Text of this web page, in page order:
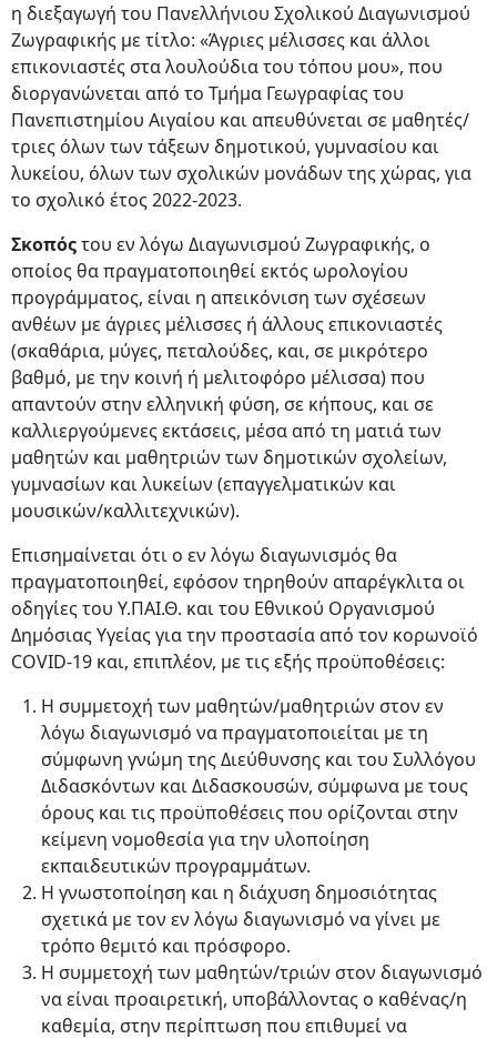
η διεξαγωγή του Πανελλήνιου Σχολικού Διαγωνισμού
Ζωγραφικής με τίτλο: «Άγριες μέλισσες και άλλοι
επικονιαστές στα λουλούδια του τόπου μου», που
διοργανώνεται από το Τμήμα Γεωγραφίας του
Πανεπιστημίου Αιγαίου και απευθύνεται σε μαθητές/
τριες όλων των τάξεων δημοτικού, γυμνασίου και
λυκείου, όλων των σχολικών μονάδων της χώρας, για
το σχολικό έτος 2022-2023.
Σκοπόςτου εν λόγω Διαγωνισμού Zωγραφικής, o
οποίος θα πραγματοποιηθεί εκτός ωρολογίου
προγράμματος, είναι η απεικόνιση των σχέσεων
ανθέων με άγριες μέλισσες ή άλλους επικονιαστές
(σκαθάρια, μύγες, πεταλούδες, και, σε μικρότερο
βαθμό, με την κοινή ή μελιτοφόρο μέλισσα) που
απαντούν στην ελληνική φύση, σε κήπους, και σε
καλλιεργούμενες εκτάσεις, μέσα από τη ματιά των
μαθητών και μαθητριών των δημοτικών σχολείων,
γυμνασίων και λυκείων (επαγγελματικών και
μουσικών/καλλιτεχνικών).
Επισημαίνεται ότι ο εν λόγω διαγωνισμός θα
πραγματοποιηθεί, εφόσον τηρηθούν απαρέγκλιτα οι
οδηγίες του Υ.ΠΑΙ.Θ. και του Εθνικού Οργανισμού
Δημόσιας Υγείας για την προστασία από τον κορωνοϊό
COVID-19 και, επιπλέον, με τις εξής προϋποθέσεις:
Η συμμετοχή των μαθητών/μαθητριών στον εν
λόγω διαγωνισμό να πραγματοποιείται με τη
σύμφωνη γνώμη της Διεύθυνσης και του Συλλόγου
Διδασκόντων και Διδασκουσών, σύμφωνα με τους
όρους και τις προϋποθέσεις που ορίζονται στην
κείμενη νομοθεσία για την υλοποίηση
εκπαιδευτικών προγραμμάτων.
Η γνωστοποίηση και η διάχυση δημοσιότητας
σχετικά με τον εν λόγω διαγωνισμό να γίνει με
τρόπο θεμιτό και πρόσφορο.
Η συμμετοχή των μαθητών/τριών στον διαγωνισμό
να είναι προαιρετική, υποβάλλοντας ο καθένας/η
καθεμία, στην περίπτωση που επιθυμεί να